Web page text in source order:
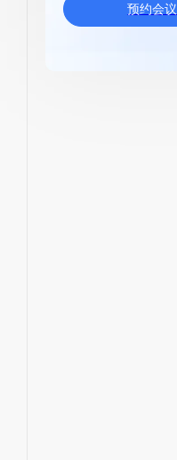
预约会议